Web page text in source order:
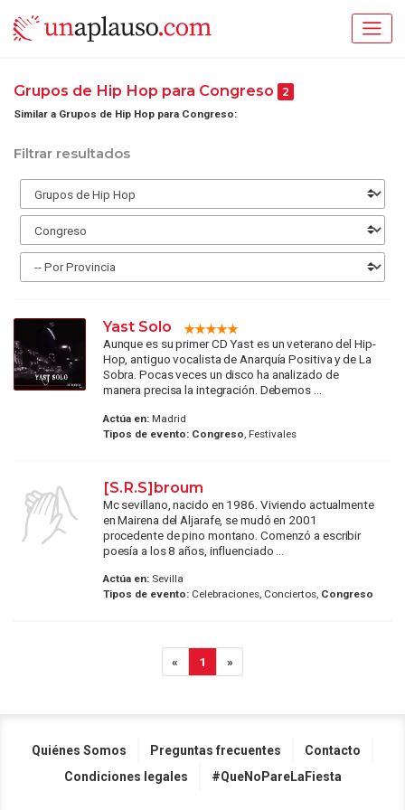
Grupos de Hip Hop para Congreso 2
Similar a Grupos de Hip Hop para Congreso:
Filtrar resultados
Yast Solo
Aunque es su primer CD Yast es un veterano del Hip-
Hop, antiguo vocalista de Anarquía Positiva y de La
Sobra. Pocas veces un disco ha analizado de
manera precisa la integración. Debemos ...
Actúa en:Madrid
Tipos de evento: Congreso, Festivales
[S.R.S]broum
Mc sevillano, nacido en 1986. Viviendo actualmente
en Mairena del Aljarafe, se mudó en 2001
procedente de pino montano. Comenzó a escribir
poesía a los 8 años, influenciado ...
Actúa en:Sevilla
Tipos de evento:Celebraciones, Conciertos, Congreso
« 1 »
Quiénes Somos Preguntas frecuentes
Contacto
Condiciones legales
#QueNoPareLaFiesta